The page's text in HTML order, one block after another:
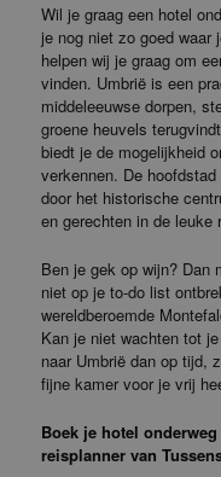
Wil je graag een hotel
je nog niet zo goed waar
helpen wij je graag om
vinden. Umbrië is een
middeleeuwse dorpen,
groene heuvels
biedt je de mogelijkheid
verkennen. De
door het historische
en gerechten in de leuke
Ben je gek op wijn? Dan
niet op je to-do list
wereldberoemde
Kan je niet wachten tot
naar Umbrië dan op tijd,
fijne kamer voor je vrij
Boek je hotel
reisplanner van